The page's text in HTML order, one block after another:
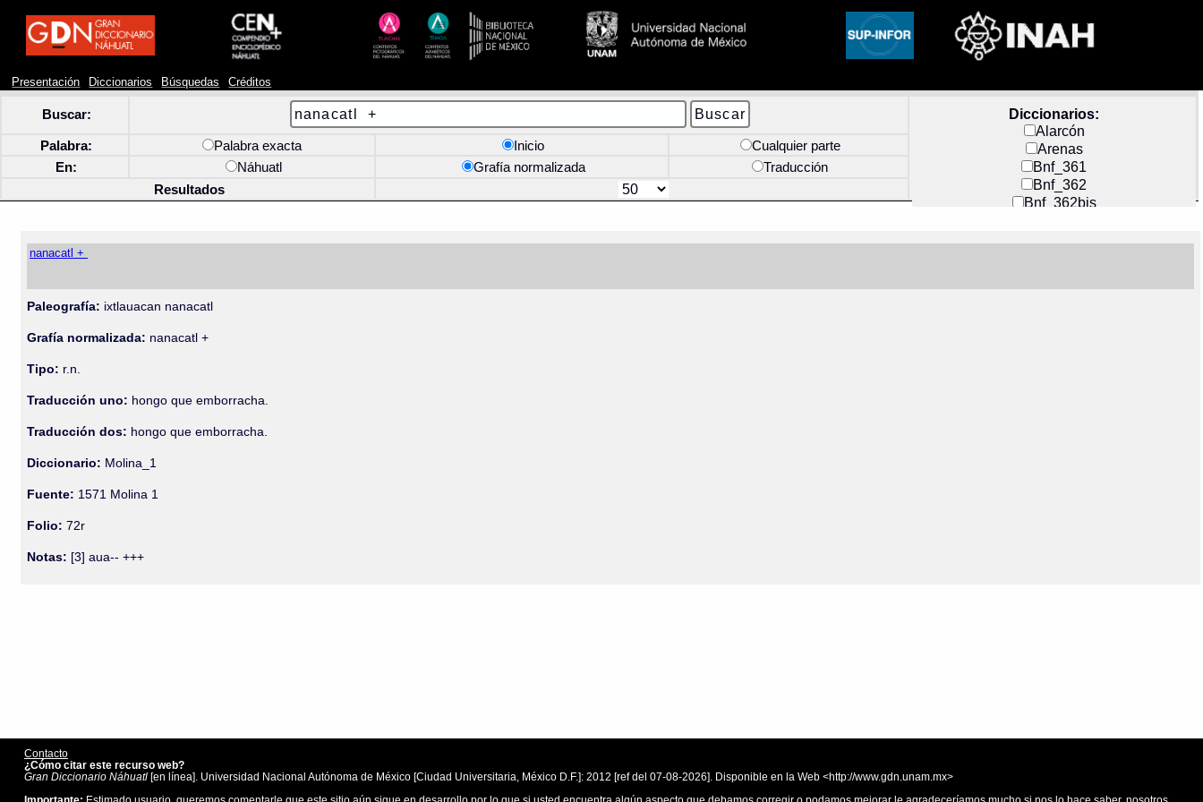
Presentación Diccionarios Búsquedas Créditos
Buscar:
Diccionarios:
Alarcón
Arenas
Bnf_361
Bnf_362
Bnf_362bis
Docs_México
Palabra: Palabra exacta Inicio
Cualquier parte
En:
Náhuatl Grafía normalizada
Traducción
Resultados
nanacatl +
Paleografía: ixtlauacan nanacatl
Grafía normalizada: nanacatl +
Tipo: r.n.
Traducción uno: hongo que emborracha.
Traducción dos: hongo que emborracha.
Diccionario: Molina_1
Fuente: 1571 Molina 1
Folio: 72r
Notas: [3] aua-- +++
Contacto
¿Cómo citar este recurso web?
Gran Diccionario Náhuatl[en línea]. Universidad Nacional Autónoma de México [Ciudad Universitaria, México D.F.]: 2012 [ref del 07-08-2026]. Disponible en la Web <http://www.gdn.unam.mx>